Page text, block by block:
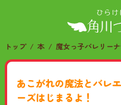
トップ 本 魔女っ子バレリー
あこがれの魔法とバレ
ーズはじまるよ！